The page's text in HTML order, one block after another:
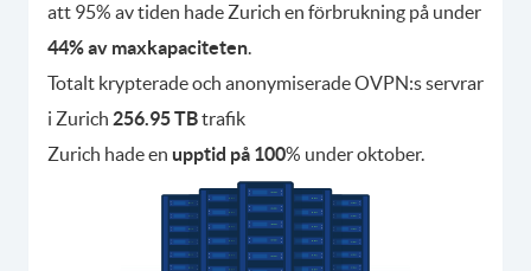
att 95% av tiden hade Zurich en förbrukning på under
44% av maxkapaciteten.
Totalt krypterade och anonymiserade OVPN:s servrar
i Zurich 256.95 TBtrafik
Zurich hade en upptid på 100% under oktober.